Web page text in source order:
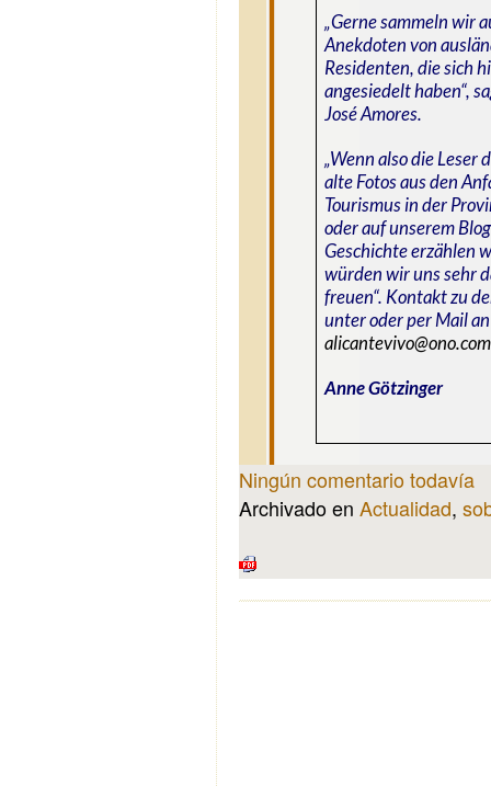
„Gerne sammeln wir
Anekdoten von
Residenten, die sich
angesiedelt haben“,
José Amores.
„Wenn also die Leser
alte Fotos aus den
Tourismus in der
oder auf unserem
Geschichte erzählen
würden wir uns sehr
freuen“. Kontakt zu
unteroder per Mail an
alicantevivo@ono.com
Anne Götzinger
Ningún comentario todavía
Archivado en Actualidad,